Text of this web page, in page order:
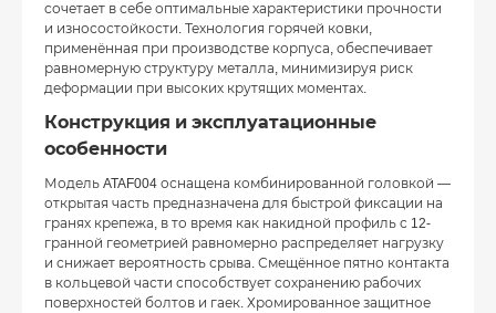
сочетает в себе оптимальные характеристики прочности
и износостойкости. Технология горячей ковки,
применённая при производстве корпуса, обеспечивает
равномерную структуру металла, минимизируя риск
деформации при высоких крутящих моментах.
Конструкция и эксплуатационные
особенности
Модель ATAF004 оснащена комбинированной головкой —
открытая часть предназначена для быстрой фиксации на
гранях крепежа, в то время как накидной профиль с 12-
гранной геометрией равномерно распределяет нагрузку
и снижает вероятность срыва. Смещённое пятно контакта
в кольцевой части способствует сохранению рабочих
поверхностей болтов и гаек. Хромированное защитное